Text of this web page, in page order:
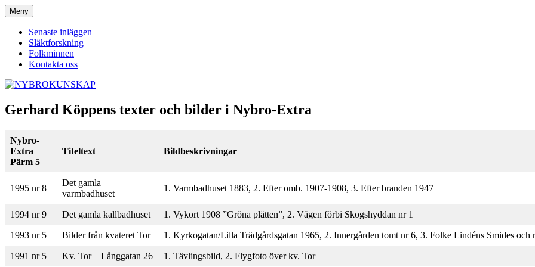
Hoppa
till
innehåll
NYBROKUNSKAP
Meny
Senaste inläggen
Släktforskning
Folkminnen
Kontakta oss
Gerhard Köppens texter och bilder i Nybro-Extra
Nybro-
Extra
Pärm 5
Titeltext Bildbeskrivningar
1995 nr 8
Det gamla
varmbadhuset
1. Varmbadhuset 1883, 2. Efter omb. 1907-1908, 3. Efter branden 1947
1994 nr 9 Det gamla kallbadhuset 1. Vykort 1908 ”Gröna plätten”, 2. Vägen förbi Skogshyddan nr 1
1993 nr 5 Bilder från kvateret Tor 1. Kyrkogatan/Lilla Trädgårdsgatan 1965, 2. Innergården tomt nr 6, 3. Folke Lindéns Smides och
1991 nr 5 Kv. Tor – Långgatan 26 1. Tävlingsbild, 2. Flygfoto över kv. Tor